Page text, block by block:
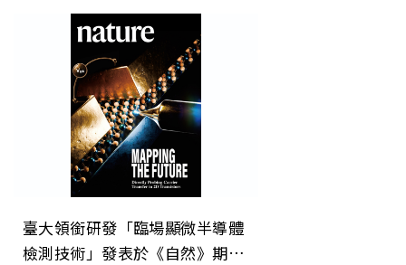
電」新方向
臺大領銜研發「臨場顯微半導體
檢測技術」發表於《自然》期